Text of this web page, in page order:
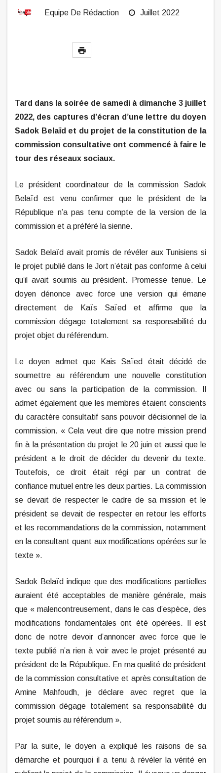
Equipe De Rédaction Juillet 2022
Tard dans la soirée de samedi à dimanche 3 juillet
2022, des captures d’écran d’une lettre du doyen
Sadok Belaïd et du projet de la constitution de la
commission consultative ont commencé à faire le
tour des réseaux sociaux.
Le président coordinateur de la commission Sadok
Belaïd est venu confirmer que le président de la
République n’a pas tenu compte de la version de la
commission et a préféré la sienne.
Sadok Belaïd avait promis de révéler aux Tunisiens si
le projet publié dans le Jort n’était pas conforme à celui
qu’il avait soumis au président. Promesse tenue. Le
doyen dénonce avec force une version qui émane
directement de Kaïs Saïed et affirme que la
commission dégage totalement sa responsabilité du
projet objet du référendum.
Le doyen admet que Kais Saïed était décidé de
soumettre au référendum une nouvelle constitution
avec ou sans la participation de la commission. Il
admet également que les membres étaient conscients
du caractère consultatif sans pouvoir décisionnel de la
commission. « Cela veut dire que notre mission prend
fin à la présentation du projet le 20 juin et aussi que le
président a le droit de décider du devenir du texte.
Toutefois, ce droit était régi par un contrat de
confiance mutuel entre les deux parties. La commission
se devait de respecter le cadre de sa mission et le
président se devait de respecter en retour les efforts
et les recommandations de la commission, notamment
en la consultant quant aux modifications opérées sur le
texte ».
Sadok Belaïd indique que des modifications partielles
auraient été acceptables de manière générale, mais
que « malencontreusement, dans le cas d’espèce, des
modifications fondamentales ont été opérées. Il est
donc de notre devoir d’annoncer avec force que le
texte publié n’a rien à voir avec le projet présenté au
président de la République. En ma qualité de président
de la commission consultative et après consultation de
Amine Mahfoudh, je déclare avec regret que la
commission dégage totalement sa responsabilité du
projet soumis au référendum ».
Par la suite, le doyen a expliqué les raisons de sa
démarche et pourquoi il a tenu à révéler la vérité en